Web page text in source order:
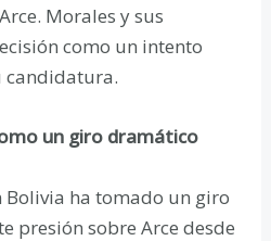
Morales y sus
como un intento
candidatura.
un giro dramático
Bolivia ha tomado un giro
presión sobre Arce desde